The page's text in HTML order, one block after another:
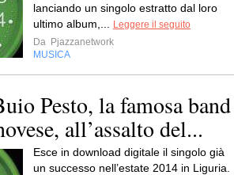
lanciando un singolo estratto dal loro
ultimo album,...
Leggere il seguito
Da Pjazzanetwork
MUSICA
Pesto, la famosa band
all’assalto del...
Esce in download digitale il singolo già
un successo nell’estate 2014 in Liguria.